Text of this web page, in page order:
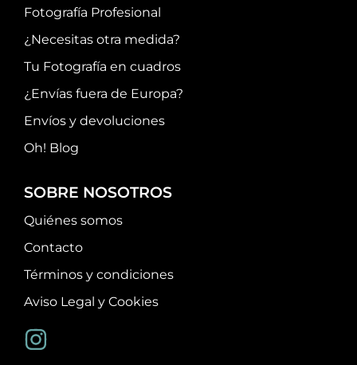
Fotografía Profesional
¿Necesitas otra medida?
Tu Fotografía en cuadros
¿Envías fuera de Europa?
Envíos y devoluciones
Oh! Blog
SOBRE NOSOTROS
Quiénes somos
Contacto
Términos y condiciones
Aviso Legal y Cookies